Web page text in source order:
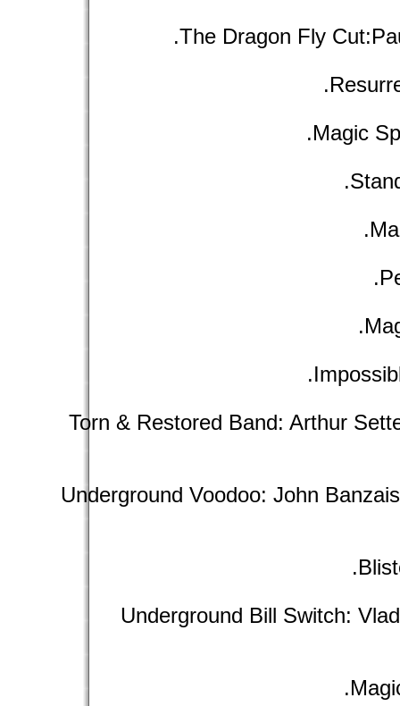
The Dragon Fly
Magic
Torn & Restored Band: Arthur
Underground Voodoo: John
Underground Bill Switch: